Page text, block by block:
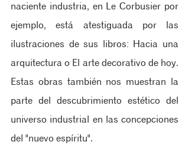
naciente industria, en Le Corbusier por
ejemplo, está atestiguada por las
ilustraciones de sus libros: Hacia una
arquitectura o El arte decorativo de hoy.
Estas obras también nos muestran la
parte del descubrimiento estético del
universo industrial en las concepciones
del "nuevo espíritu".